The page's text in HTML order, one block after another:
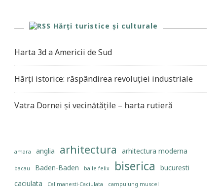
Hărți turistice și culturale
Harta 3d a Americii de Sud
Hărți istorice: răspândirea revoluției industriale
Vatra Dornei și vecinătățile – harta rutieră
amara anglia arhitectura arhitectura moderna
bacau Baden-Baden baile felix biserica
bucuresti
caciulata
Calimanesti-Caciulata campulung muscel